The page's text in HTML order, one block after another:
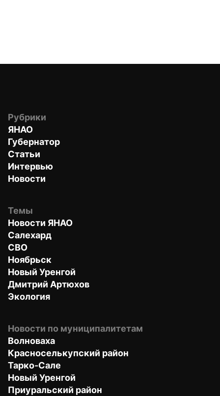
Рубрики
ЯНАО
Губернатор
Статьи
Интервью
Новости
Темы
Новости ЯНАО
Салехард
СВО
Ноябрьск
Новый Уренгой
Дмитрий Артюхов
Экология
Новости по муниципалитетам
Волноваха
Красноселькупский район
Тарко-Сале
Новый Уренгой
Приуральский район